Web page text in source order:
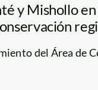
y Mishollo
del Área de